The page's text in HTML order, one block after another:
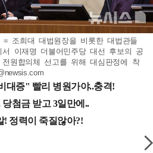
= 조희대 대법원장을 비롯한 대법관들
이재명 더불어민주당 대선 후보의 공
원합의체 선고를 위해 대심판정에 착